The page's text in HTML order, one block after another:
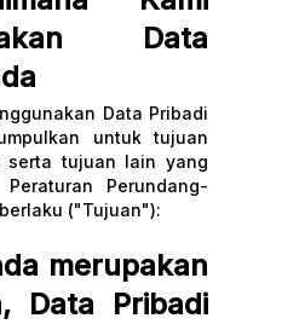
Data
Data Pribadi
untuk tujuan
serta tujuan lain yang
Perundang-
("Tujuan"):
merupakan
Data Pribadi